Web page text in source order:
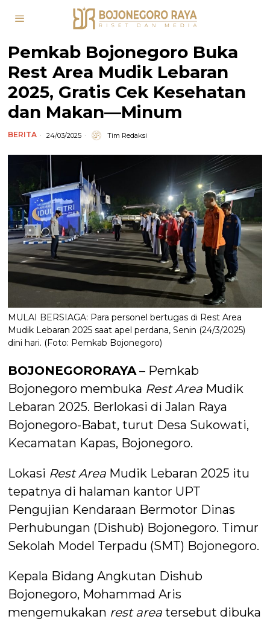
Pemkab Bojonegoro Buka
Rest Area Mudik Lebaran
2025, Gratis Cek Kesehatan
dan Makan—Minum
BERITA 24/03/2025 Tim Redaksi
MULAI BERSIAGA: Para personel bertugas di Rest Area
Mudik Lebaran 2025 saat apel perdana, Senin (24/3/2025)
dini hari. (Foto: Pemkab Bojonegoro)
BOJONEGORORAYA – Pemkab
Bojonegoro membuka Rest Area Mudik
Lebaran 2025. Berlokasi di Jalan Raya
Bojonegoro-Babat, turut Desa Sukowati,
Kecamatan Kapas, Bojonegoro.
Lokasi Rest Area Mudik Lebaran 2025 itu
tepatnya di halaman kantor UPT
Pengujian Kendaraan Bermotor Dinas
Perhubungan (Dishub) Bojonegoro. Timur
Sekolah Model Terpadu (SMT) Bojonegoro.
Kepala Bidang Angkutan Dishub
Bojonegoro, Mohammad Aris
mengemukakan rest area tersebut dibuka